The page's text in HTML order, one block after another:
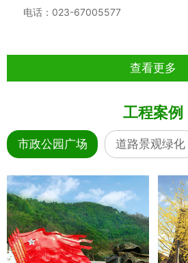
电话： 023-67005577
查看更多
工程案例
市政公园广场 道路景观绿化